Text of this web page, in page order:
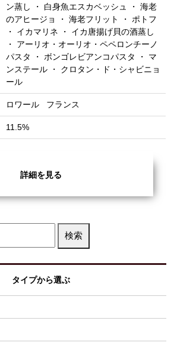
ン蒸し ・ 白身魚エスカベッシュ ・ 海老
のアヒージョ ・ 海老フリット ・ ポトフ
・ イカマリネ ・ イカ唐揚げ貝の酒蒸し
・ アーリオ・オーリオ・ペペロンチーノ
パスタ ・ ボンゴレビアンコパスタ ・ マ
ンステール ・ クロタン・ド・シャビニョ
ール
ロワール フランス
11.5%
詳細を見る
タイプから選ぶ